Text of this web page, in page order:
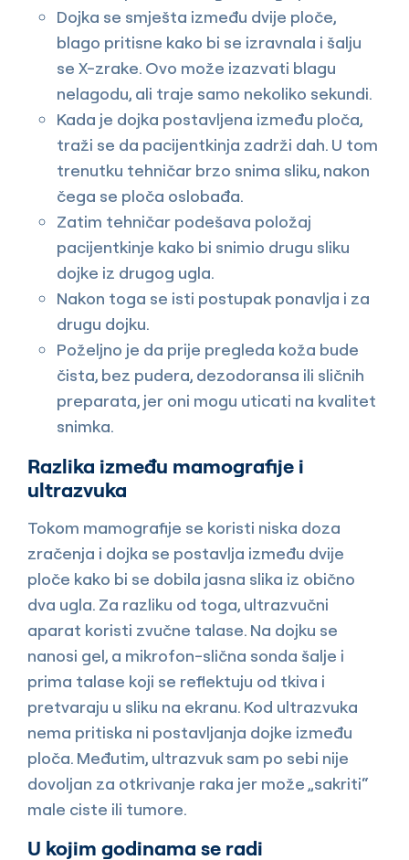
Dojka se smješta između dvije ploče,
blago pritisne kako bi se izravnala i šalju
se X-zrake. Ovo može izazvati blagu
nelagodu, ali traje samo nekoliko sekundi.
Kada je dojka postavljena između ploča,
traži se da pacijentkinja zadrži dah. U tom
trenutku tehničar brzo snima sliku, nakon
čega se ploča oslobađa.
Zatim tehničar podešava položaj
pacijentkinje kako bi snimio drugu sliku
dojke iz drugog ugla.
Nakon toga se isti postupak ponavlja i za
drugu dojku.
Poželjno je da prije pregleda koža bude
čista, bez pudera, dezodoransa ili sličnih
preparata, jer oni mogu uticati na kvalitet
snimka.
Razlika između mamografije i
ultrazvuka
Tokom mamografije se koristi niska doza
zračenja i dojka se postavlja između dvije
ploče kako bi se dobila jasna slika iz obično
dva ugla. Za razliku od toga, ultrazvučni
aparat koristi zvučne talase. Na dojku se
nanosi gel, a mikrofon-slična sonda šalje i
prima talase koji se reflektuju od tkiva i
pretvaraju u sliku na ekranu. Kod ultrazvuka
nema pritiska ni postavljanja dojke između
ploča. Međutim, ultrazvuk sam po sebi nije
dovoljan za otkrivanje raka jer može „sakriti“
male ciste ili tumore.
U kojim godinama se radi